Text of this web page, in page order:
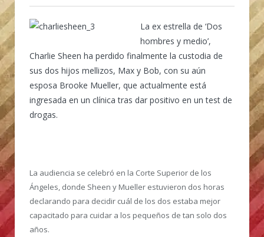
La ex estrella de ‘Dos
hombres y medio’,
Charlie Sheen ha perdido finalmente la custodia de
sus dos hijos mellizos, Max y Bob, con su aún
esposa Brooke Mueller, que actualmente está
ingresada en un clínica tras dar positivo en un test de
drogas.
La audiencia se celebró en la Corte Superior de los
Ángeles, donde Sheen y Mueller estuvieron dos horas
declarando para decidir cuál de los dos estaba mejor
capacitado para cuidar a los pequeños de tan solo dos
años.